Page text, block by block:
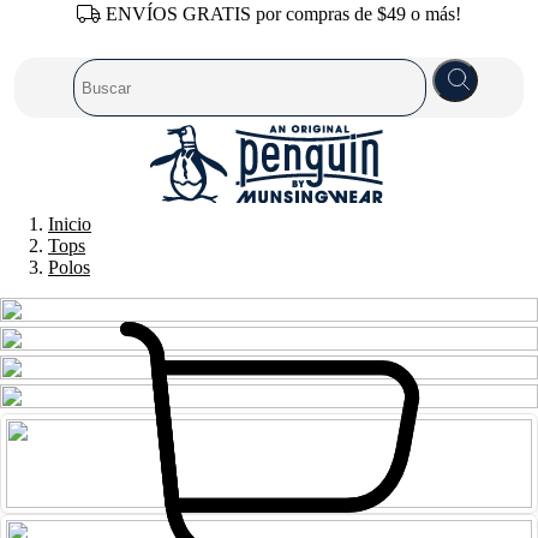
ENVÍOS GRATIS por compras de $49 o más!
Inicio
Tops
Polos